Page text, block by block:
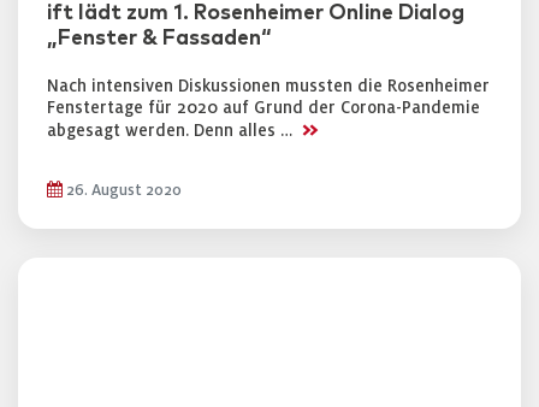
ift lädt zum 1. Rosenheimer Online Dialog
„Fenster & Fassaden“
Nach intensiven Diskussionen mussten die Rosenheimer
Fenstertage für 2020 auf Grund der Corona-Pandemie
abgesagt werden. Denn alles … >>
26. August 2020